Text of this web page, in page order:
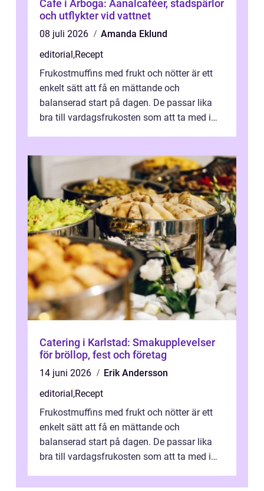
Cafe i Arboga: Aanalcaféer, stadspärlor
och utflykter vid vattnet
08 juli 2026
Amanda Eklund
editorial,Recept
Frukostmuffins med frukt och nötter är ett
enkelt sätt att få en mättande och
balanserad start på dagen. De passar lika
bra till vardagsfrukosten som att ta med i
Catering i Karlstad: Smakupplevelser
för bröllop, fest och företag
14 juni 2026
Erik Andersson
editorial,Recept
Frukostmuffins med frukt och nötter är ett
enkelt sätt att få en mättande och
balanserad start på dagen. De passar lika
bra till vardagsfrukosten som att ta med i